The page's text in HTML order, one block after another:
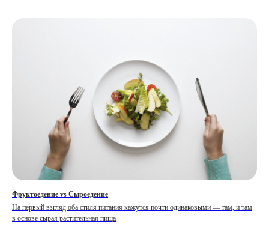
Фруктоедение vs Сыроедение
На первый взгляд оба стиля питания кажутся почти одинаковыми — там, и там
в основе сырая растительная пища